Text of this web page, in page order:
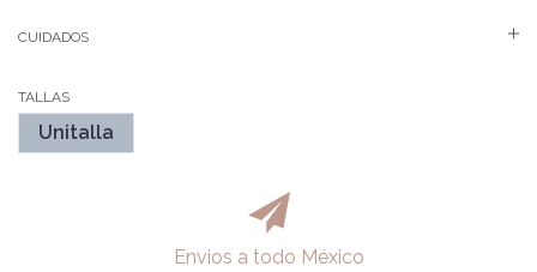
CUIDADOS
TALLAS
Unitalla
Envios a todo México